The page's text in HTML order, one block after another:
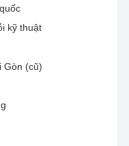
kỹ thuật
Gòn (cũ)